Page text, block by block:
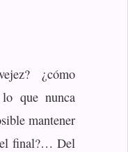
¿cómo
que nunca
mantener
el final?… Del